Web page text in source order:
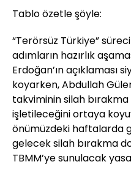
Tablo özetle şöyle:
“Terörsüz Türkiye”
adımların hazırlık
Erdoğan’ın açıklaması
koyarken, Abdullah
takviminin silah
işletileceğini ortaya
önümüzdeki haftalarda
gelecek silah bırakma
TBMM’ye sunulacak